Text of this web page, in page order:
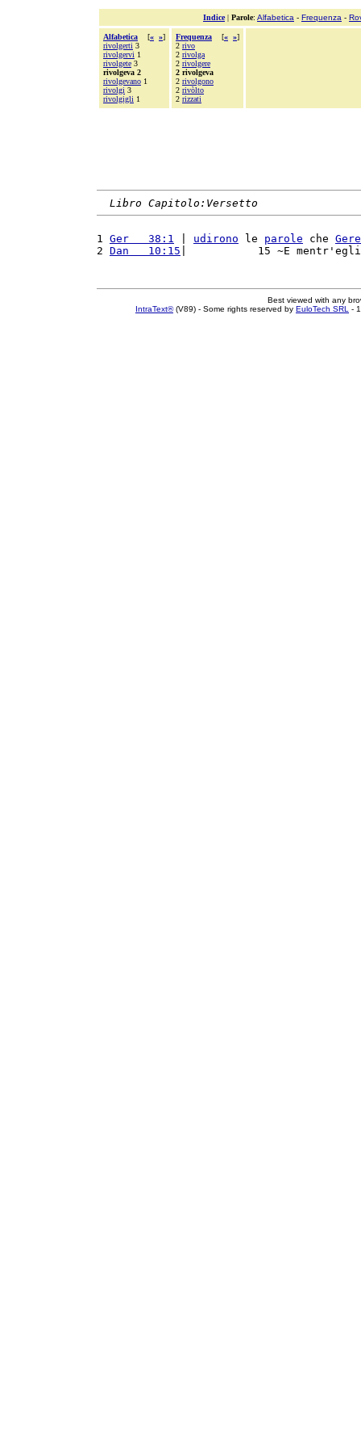
Indice| Parole: Alfabetica - Frequenza -
Alfabetica [« »]
rivolgerti 3
rivolgervi 1
rivolgete 3
rivolgeva 2
rivolgevano 1
rivolgi 3
rivolgigli 1
Frequenza [« »]
2 rivo
2 rivolga
2 rivolgere
2 rivolgeva
2 rivolgono
2 rivòlto
2 rizzati
Libro Capitolo:Versetto
1 Ger   38:1 udirono le parole che
2 Dan   10:15 |           15 ~E
Best viewed with any
IntraText®(V89) - Some rights reserved by EuloTech SRL -